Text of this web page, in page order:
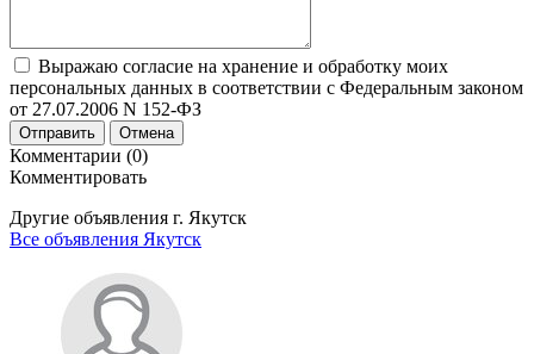
Выражаю согласие на хранение и обработку моих
персональных данных в соответствии с Федеральным законом
от 27.07.2006 N 152-ФЗ
Отправить Отмена
Комментарии (0)
Комментировать
Другие объявления г. Якутск
Все объявления Якутск